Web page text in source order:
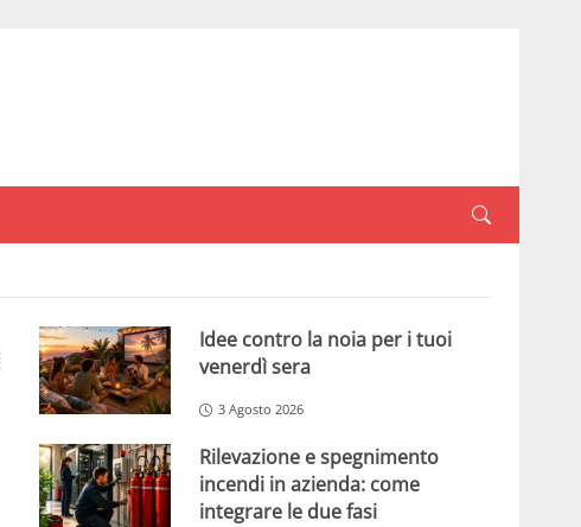
Idee contro la noia per i tuoi
venerdì sera
3 Agosto 2026
Rilevazione e spegnimento
incendi in azienda: come
integrare le due fasi